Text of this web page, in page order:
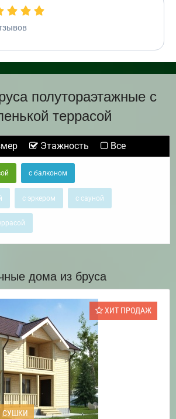
полутораэтажные с
террасой
Этажность Все
с балконом
с эркером с сауной
дома из бруса
ХИТ ПРОДАЖ
СУШКИ